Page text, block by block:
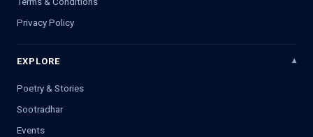
Privacy Policy
EXPLORE
Poetry & Stories
Sootradhar
Events